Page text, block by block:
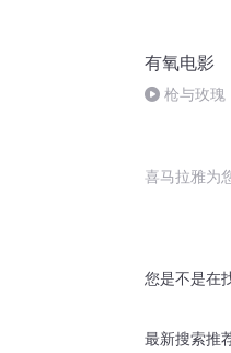
有氧电影
枪与玫瑰
喜马拉雅为
您是不是在
最新搜索推